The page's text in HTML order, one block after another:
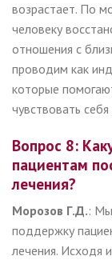
возрастает. По
человеку
отношения с
проводим как
которые
чувствовать
Вопрос 8:
пациентам
лечения?
Морозов Г.Д.:
поддержку
лечения. Исходя